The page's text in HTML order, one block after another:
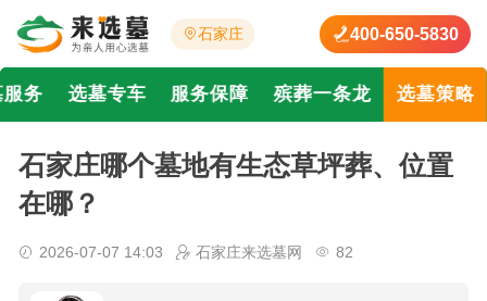
石家庄 400-650-5830
务 选墓专车 服务保障 殡葬一条龙 选墓策略
石家庄哪个墓地有生态草坪葬、位置
在哪？
2026-07-07 14:03 石家庄来选墓网 82